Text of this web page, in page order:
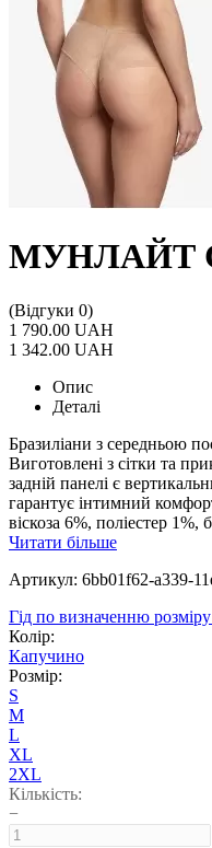
МУНЛАЙТ
(Відгуки 0)
1 790.00 UAH
1 342.00 UAH
Опис
Деталі
Бразиліани з середньою
Виготовлені з сітки та
задній панелі є
гарантує інтимний
віскоза 6%, поліестер 1%,
Читати більше
Артикул: 6bb01f62-a339-
Гід по визначенню розміру
Колір:
Капучино
Розмір:
S
M
L
XL
2XL
Кількість:
−